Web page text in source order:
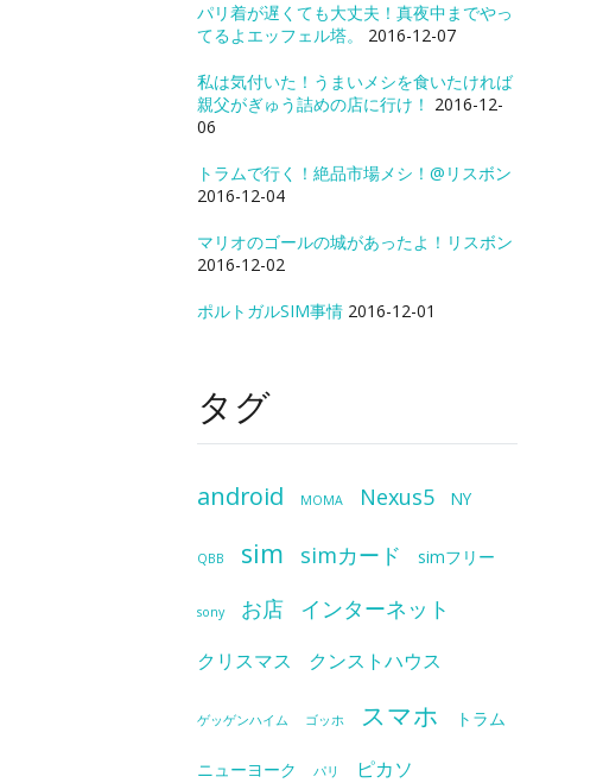
パリ着が遅くても大丈夫！真夜中までやっ
てるよエッフェル塔。
2016-12-07
私は気付いた！うまいメシを食いたければ
親父がぎゅう詰めの店に行け！ 2016-12-
06
トラムで行く！絶品市場メシ！@リスボン
2016-12-04
マリオのゴールの城があったよ！リスボン
2016-12-02
ポルトガルSIM事情 2016-12-01
タグ
android MOMA Nexus5 NY
QBB sim simカード simフリー
sony お店 インターネット
クリスマス クンストハウス
ゲッゲンハイム ゴッホ スマホ トラム
ニューヨーク パリ ピカソ